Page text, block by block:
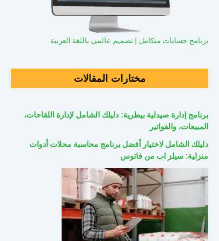
برنامج حسابات متكامل | تصميم عالمي باللغة العربية
مختارات المقالات
برنامج إدارة صيدلية بيطرية: دليلك الشامل لإدارة اللقاحات،
المبيعات، والفواتير
دليلك الشامل لاختيار أفضل برنامج محاسبة محلات أدوات
منزلية: سيلز اب من فاتوس